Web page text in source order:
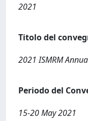
2021
Titolo del
2021 ISMRM
Periodo del
15-20 May 2021